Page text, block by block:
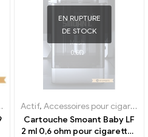
,Évaporateur
EN RUPTURE
DE STOCK
Actif, Accessoires pour cigarettes électroniques
Cartouche Smoant Baby LF
2 ml 0,6 ohm pour cigarettes